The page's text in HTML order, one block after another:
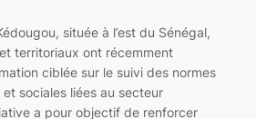
située à l’est du Sénégal,
territoriaux ont récemment
ciblée sur le suivi des normes
sociales liées au secteur
a pour objectif de renforcer